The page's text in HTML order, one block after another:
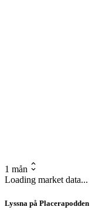
1 mån
Loading market data...
Lyssna på Placerapodden